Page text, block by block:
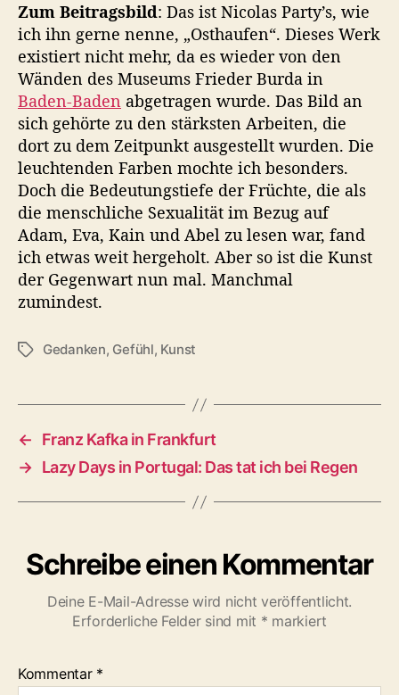
Zum Beitragsbild: Das ist Nicolas Party’s, wie
ich ihn gerne nenne, „Osthaufen“. Dieses Werk
existiert nicht mehr, da es wieder von den
Wänden des Museums Frieder Burda in
Baden-Baden abgetragen wurde. Das Bild an
sich gehörte zu den stärksten Arbeiten, die
dort zu dem Zeitpunkt ausgestellt wurden. Die
leuchtenden Farben mochte ich besonders.
Doch die Bedeutungstiefe der Früchte, die als
die menschliche Sexualität im Bezug auf
Adam, Eva, Kain und Abel zu lesen war, fand
ich etwas weit hergeholt. Aber so ist die Kunst
der Gegenwart nun mal. Manchmal
zumindest.
S
l
g
w
r
Gedanken, Gefühl, Kunst
←
Franz Kafka in Frankfurt
→ Lazy Days in Portugal: Das tat ich bei Regen
Schreibe einen Kommentar
Deine E-Mail-Adresse wird nicht veröffentlicht.
Erforderliche Felder sind mit * markiert
Kommentar *